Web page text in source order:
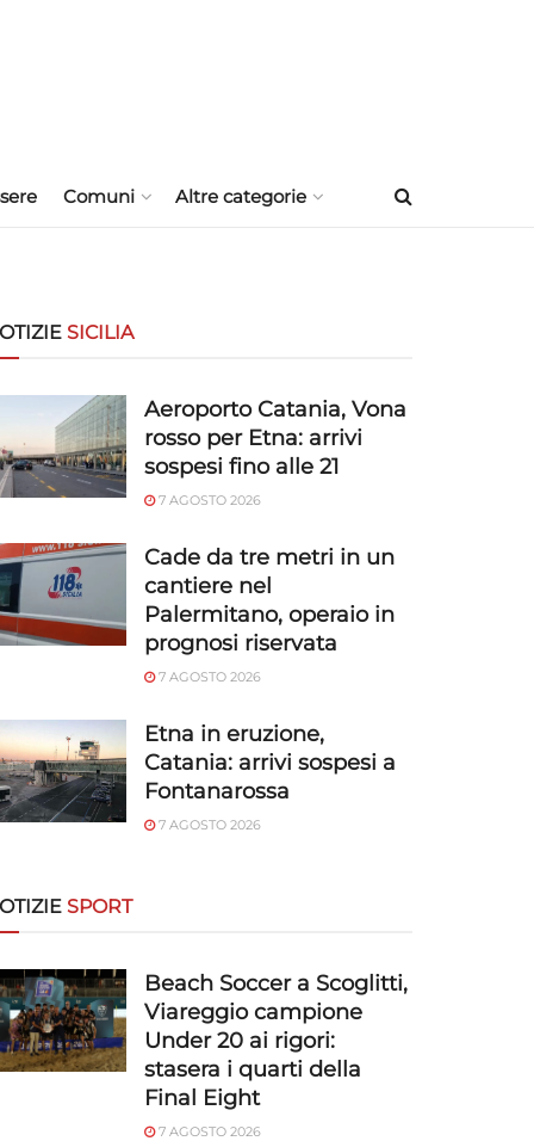
Comuni Altre categorie
SICILIA
Aeroporto Catania, Vona
rosso per Etna: arrivi
sospesi fino alle 21
7 AGOSTO 2026
Cade da tre metri in un
cantiere nel
Palermitano, operaio in
prognosi riservata
7 AGOSTO 2026
Etna in eruzione,
Catania: arrivi sospesi a
Fontanarossa
7 AGOSTO 2026
SPORT
Beach Soccer a Scoglitti,
Viareggio campione
Under 20 ai rigori:
stasera i quarti della
Final Eight
7 AGOSTO 2026